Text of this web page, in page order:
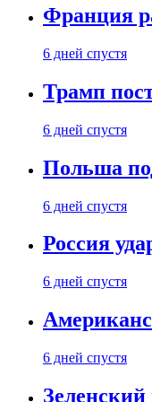
Франция
6 дней спустя
Трамп
6 дней спустя
Польша
6 дней спустя
Россия
6 дней спустя
6 дней спустя